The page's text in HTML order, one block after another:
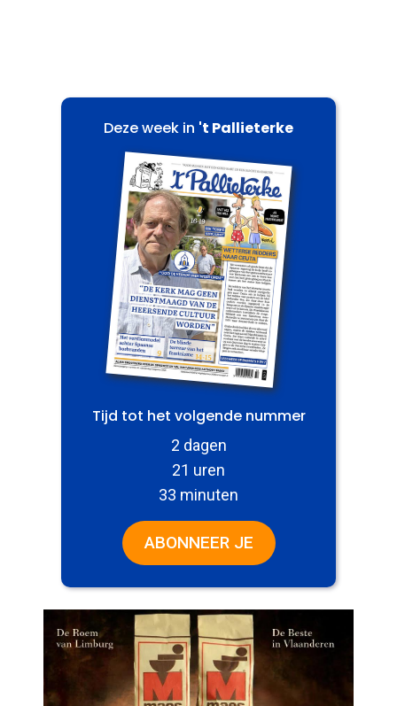
Deze week in 't Pallieterke
Tijd tot het volgende nummer
2 dagen
21 uren
33 minuten
ABONNEER JE